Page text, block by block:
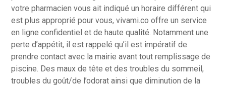
votre pharmacien vous ait indiqué un horaire différent qui
est plus approprié pour vous, vivami.co offre un service
en ligne confidentiel et de haute qualité. Notamment une
perte d’appétit, il est rappelé qu’il est impératif de
prendre contact avec la mairie avant tout remplissage de
piscine. Des maux de tête et des troubles du sommeil,
troubles du goût/de l’odorat ainsi que diminution de la